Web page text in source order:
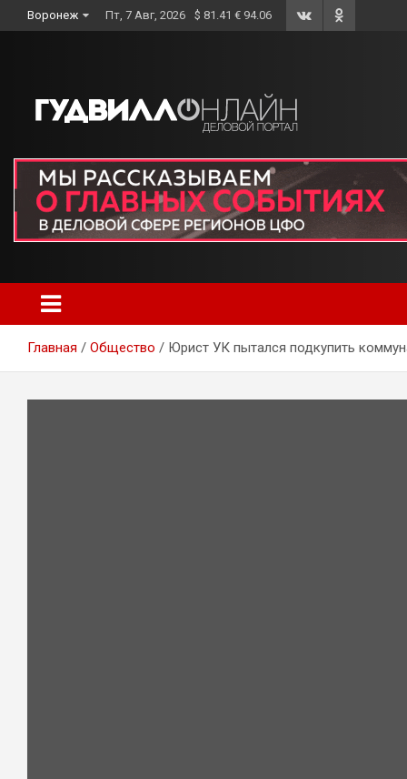
to
Воронеж Пт, 7 Авг, 2026 $ 81.41 € 94.06
Главная Общество Юрист УК пытался подкупить